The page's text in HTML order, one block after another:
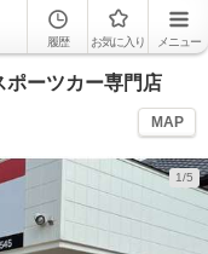
履歴 お気に入り メニュー
ーツカー専門店
MAP
1/5